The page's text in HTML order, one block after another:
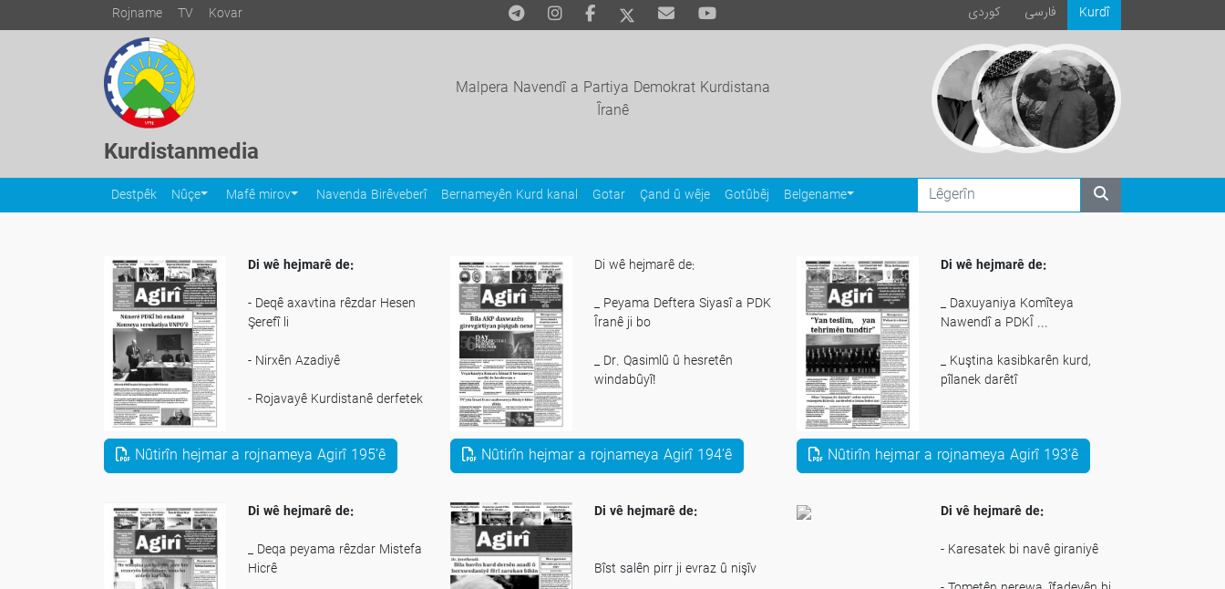
Rojname TV Kovar Kurdî فارسی كوردی
Kurdistanmedia
Malpera Navendî a Partiya Demokrat Kurdistana
Îranê
Destpêk Nûçe Mafê mirov Navenda Birêveberî Bernameyên Kurd kanal Gotar Çand û wêje Gotûbêj Belgename
Di wê hejmarê de:
- Deqê axavtina rêzdar Hesen
Şerefî li
- Nirxên Azadiyê
- Rojavayê Kurdistanê derfetek
- Destberdana ji xwendinê li
Nûtirîn hejmar a rojnameya Agirî 195’ê
Di wê hejmarê de:
_ Peyama Deftera Siyasî a PDK
Îranê ji bo
_ Dr. Qasimlû û hesretên
windabûyî!
girêng
_ Simkoyê Şikak û xebatên wî
Nûtirîn hejmar a rojnameya Agirî 194’ê
Di wê hejmarê de:
_ Daxuyaniya Komîteya
Nawendî a PDKÎ ...
_ Kuştina kasibkarên kurd,
pîlanek darêtî
_ Dîsan destûrnameya şer!
Nûtirîn hejmar a rojnameya Agirî 193’ê
Di wê hejmarê de:
_ Deqa peyama rêzdar Mistefa
Hicrê
Di vê hejmarê de:
Bîst salên pirr ji evraz û nişîv
Di vê hejmarê de:
- Karesatek bi navê giraniyê